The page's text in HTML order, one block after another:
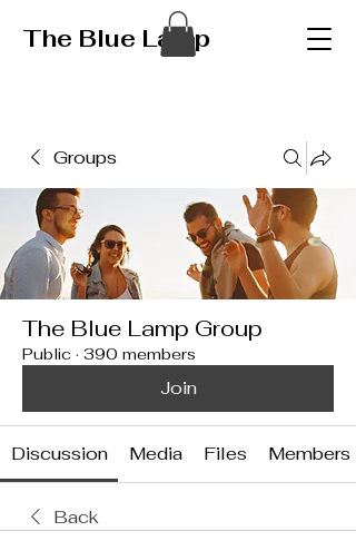
The Blue Lamp
Groups
The Blue Lamp Group
Public · 390 members
Join
Discussion Media Files Members
Back